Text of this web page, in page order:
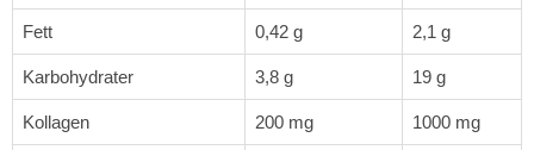
Fett 0,42 g 2,1 g
Karbohydrater 3,8 g 19 g
Kollagen 200 mg 1000 mg